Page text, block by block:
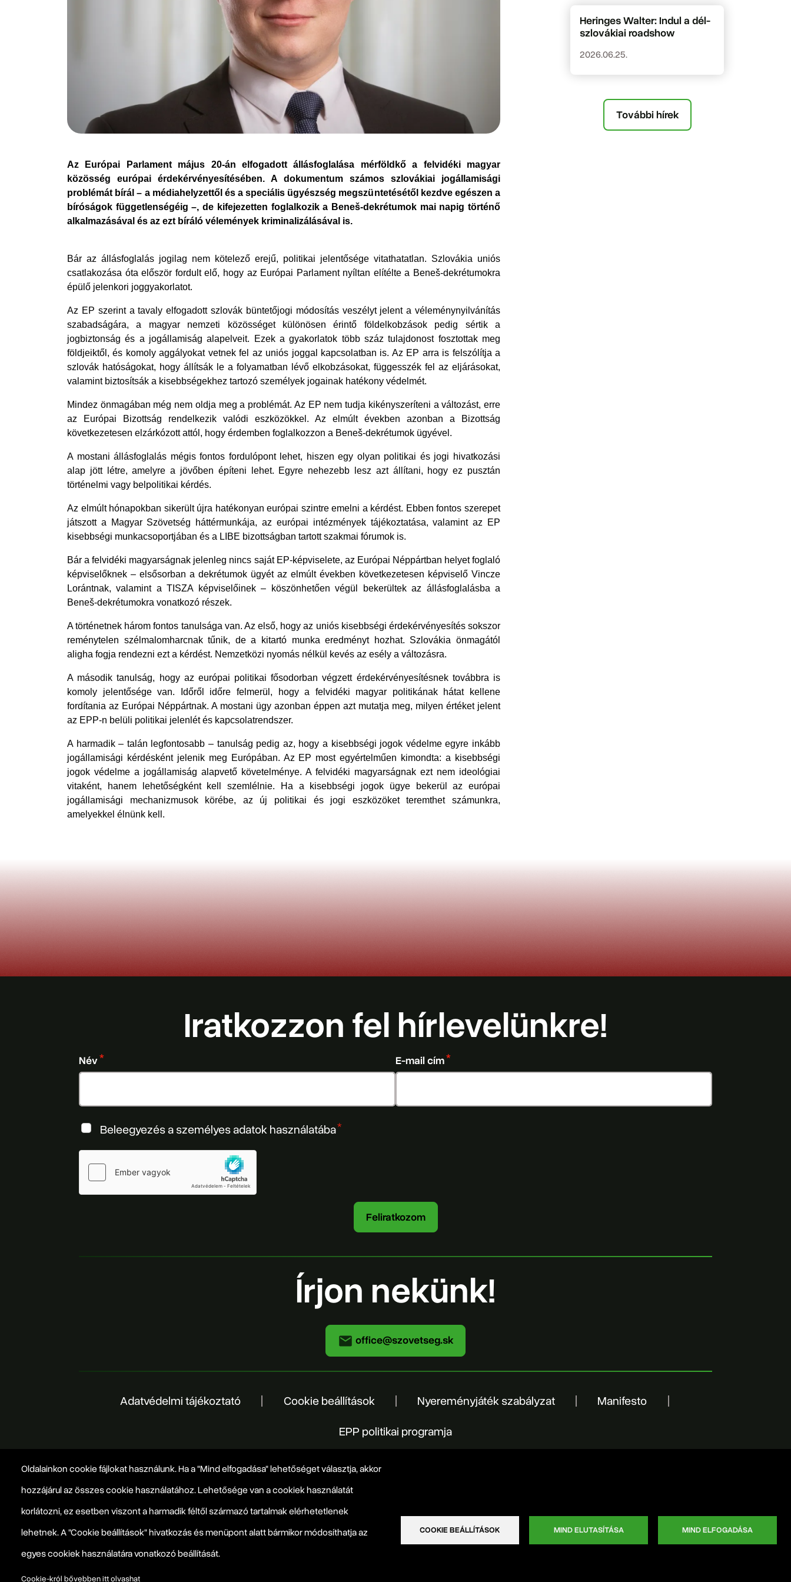
Az Európai Parlament május 20-án elfogadott állásfoglalása mérföldkő a felvidéki magyar
közösség európai érdekérvényesítésében. A dokumentum számos szlovákiai jogállamisági
problémát bírál – a médiahelyzettől és a speciális ügyészség megszüntetésétől kezdve egészen a
bíróságok függetlenségéig –, de kifejezetten foglalkozik a Beneš-dekrétumok mai napig történő
alkalmazásával és az ezt bíráló vélemények kriminalizálásával is.
Bár az állásfoglalás jogilag nem kötelező erejű, politikai jelentősége vitathatatlan. Szlovákia uniós
csatlakozása óta először fordult elő, hogy az Európai Parlament nyíltan elítélte a Beneš-dekrétumokra
épülő jelenkori joggyakorlatot.
Az EP szerint a tavaly elfogadott szlovák büntetőjogi módosítás veszélyt jelent a véleménynyilvánítás
szabadságára, a magyar nemzeti közösséget különösen érintő földelkobzások pedig sértik a
jogbiztonság és a jogállamiság alapelveit. Ezek a gyakorlatok több száz tulajdonost fosztottak meg
földjeiktől, és komoly aggályokat vetnek fel az uniós joggal kapcsolatban is. Az EP arra is felszólítja a
szlovák hatóságokat, hogy állítsák le a folyamatban lévő elkobzásokat, függesszék fel az eljárásokat,
valamint biztosítsák a kisebbségekhez tartozó személyek jogainak hatékony védelmét.
Mindez önmagában még nem oldja meg a problémát. Az EP nem tudja kikényszeríteni a változást, erre
az Európai Bizottság rendelkezik valódi eszközökkel. Az elmúlt években azonban a Bizottság
következetesen elzárkózott attól, hogy érdemben foglalkozzon a Beneš-dekrétumok ügyével.
A mostani állásfoglalás mégis fontos fordulópont lehet, hiszen egy olyan politikai és jogi hivatkozási
alap jött létre, amelyre a jövőben építeni lehet. Egyre nehezebb lesz azt állítani, hogy ez pusztán
történelmi vagy belpolitikai kérdés.
Az elmúlt hónapokban sikerült újra hatékonyan európai szintre emelni a kérdést. Ebben fontos szerepet
játszott a Magyar Szövetség háttérmunkája, az európai intézmények tájékoztatása, valamint az EP
kisebbségi munkacsoportjában és a LIBE bizottságban tartott szakmai fórumok is.
Bár a felvidéki magyarságnak jelenleg nincs saját EP-képviselete, az Európai Néppártban helyet foglaló
képviselőknek – elsősorban a dekrétumok ügyét az elmúlt években következetesen képviselő Vincze
Lorántnak, valamint a TISZA képviselőinek – köszönhetően végül bekerültek az állásfoglalásba a
Beneš-dekrétumokra vonatkozó részek.
A történetnek három fontos tanulsága van. Az első, hogy az uniós kisebbségi érdekérvényesítés sokszor
reménytelen szélmalomharcnak tűnik, de a kitartó munka eredményt hozhat. Szlovákia önmagától
aligha fogja rendezni ezt a kérdést. Nemzetközi nyomás nélkül kevés az esély a változásra.
A második tanulság, hogy az európai politikai fősodorban végzett érdekérvényesítésnek továbbra is
komoly jelentősége van. Időről időre felmerül, hogy a felvidéki magyar politikának hátat kellene
fordítania az Európai Néppártnak. A mostani ügy azonban éppen azt mutatja meg, milyen értéket jelent
az EPP-n belüli politikai jelenlét és kapcsolatrendszer.
A harmadik – talán legfontosabb – tanulság pedig az, hogy a kisebbségi jogok védelme egyre inkább
jogállamisági kérdésként jelenik meg Európában. Az EP most egyértelműen kimondta: a kisebbségi
jogok védelme a jogállamiság alapvető követelménye. A felvidéki magyarságnak ezt nem ideológiai
vitaként, hanem lehetőségként kell szemlélnie. Ha a kisebbségi jogok ügye bekerül az európai
jogállamisági mechanizmusok körébe, az új politikai és jogi eszközöket teremthet számunkra,
amelyekkel élnünk kell.
Heringes Walter: Indul a dél-
szlovákiai roadshow
2026.06.25.
További hírek
Iratkozzon fel hírlevelünkre!
Név E-mail cím
Beleegyezés a személyes adatok használatába
Írjon nekünk!
office@szovetseg.sk
Adatvédelmi tájékoztató Cookie beállítások Nyereményjáték szabályzat
Manifesto
EPP politikai programja
Oldalainkon cookie fájlokat használunk. Ha a "Mind elfogadása" lehetőséget választja, akkor
hozzájárul az összes cookie használatához. Lehetősége van a cookiek használatát
korlátozni, ez esetben viszont a harmadik féltől származó tartalmak elérhetetlenek
lehetnek. A "Cookie beállítások" hivatkozás és menüpont alatt bármikor módosíthatja az
egyes cookiek használatára vonatkozó beállítását.
Cookie-król bővebben itt olvashat
COOKIE BEÁLLÍTÁSOK MIND ELUTASÍTÁSA MIND ELFOGADÁSA